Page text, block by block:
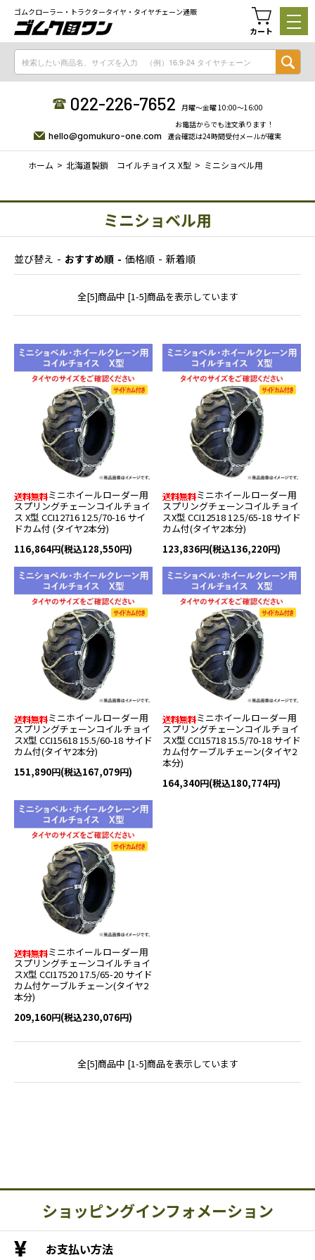
ゴムクローラー・トラクタータイヤ・タイヤチェーン通販
カート
022-226-7652 月曜〜金曜 10:00〜16:00
hello@gomukuro-one.com
お電話からでも注文承ります！
適合確認は24時間受付メールが確実
ホーム 北海道製鎖 コイルチョイス X型 ミニショベル用
ミニショベル用
並び替え おすすめ順 価格順 新着順
全[5]商品中 [1-5]商品を表示しています
ミニホイールローダー用
スプリングチェーンコイルチョイ
ス X型 CCI12716 12.5/70-16 サイ
ドカム付 (タイヤ2本分)
116,864円(税込128,550円)
ミニホイールローダー用
スプリングチェーンコイルチョイ
スX型 CCI12518 12.5/65-18 サイド
カム付(タイヤ2本分)
123,836円(税込136,220円)
ミニホイールローダー用
スプリングチェーンコイルチョイ
スX型 CCI15618 15.5/60-18 サイド
カム付(タイヤ2本分)
151,890円(税込167,079円)
ミニホイールローダー用
スプリングチェーンコイルチョイ
スX型 CCI15718 15.5/70-18 サイド
カム付ケーブルチェーン(タイヤ2
本分)
164,340円(税込180,774円)
ミニホイールローダー用
スプリングチェーンコイルチョイ
スX型 CCI17520 17.5/65-20 サイド
カム付ケーブルチェーン(タイヤ2
本分)
209,160円(税込230,076円)
全[5]商品中 [1-5]商品を表示しています
ショッピングインフォメーション
お支払い方法